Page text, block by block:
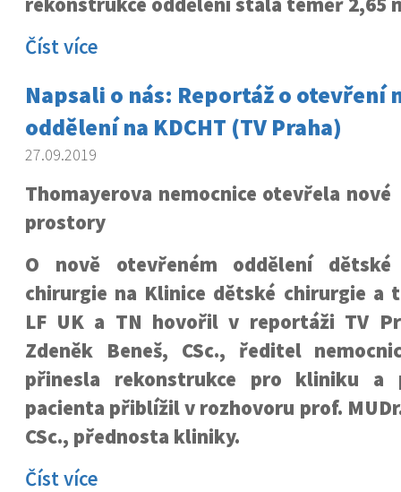
Číst více
Napsali o nás: Reportáž o otevření
oddělení na KDCHT (TV Praha)
27.09.2019
Thomayerova nemocnice otevřela nové
prostory
O nově otevřeném oddělení dětské
chirurgie na Klinice dětské chirurgie a
LF UK a TN hovořil v reportáži TV
Zdeněk Beneš, CSc., ředitel
přinesla rekonstrukce pro kliniku a
pacienta přiblížil v rozhovoru prof.
CSc., přednosta kliniky.
Číst více